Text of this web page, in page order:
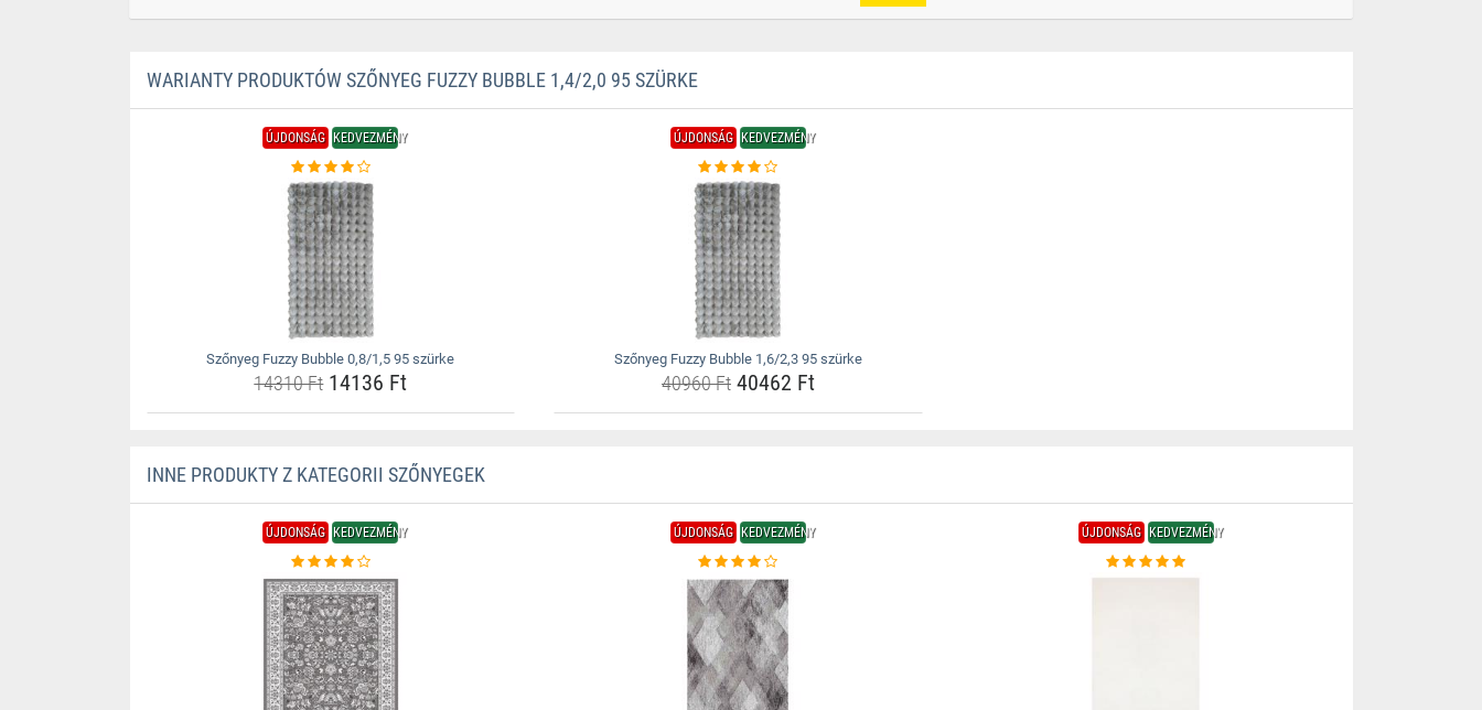
WARIANTY PRODUKTÓW SZŐNYEG FUZZY BUBBLE 1,4/2,0 95 SZÜRKE
ÚJDONSÁG KEDVEZMÉNY
Szőnyeg Fuzzy Bubble 0,8/1,5 95 szürke
14310 Ft14136 Ft
ÚJDONSÁG KEDVEZMÉNY
Szőnyeg Fuzzy Bubble 1,6/2,3 95 szürke
40960 Ft40462 Ft
INNE PRODUKTY Z KATEGORII SZŐNYEGEK
ÚJDONSÁG KEDVEZMÉNY ÚJDONSÁG KEDVEZMÉNY ÚJDONSÁG KEDVEZMÉNY